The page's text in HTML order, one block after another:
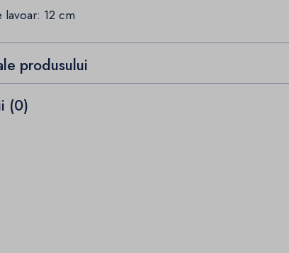
12 cm
produsului
(0)